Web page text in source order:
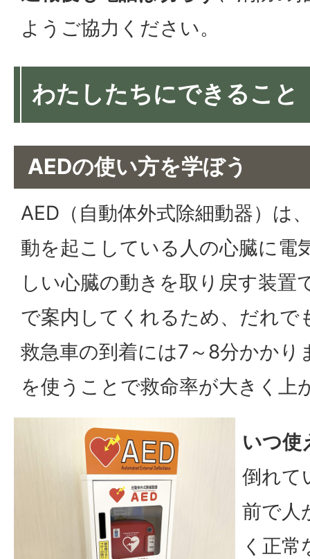
ようご協力ください。
わたしたちにできること
AEDの使い方を学ぼう
AED（自動体外式除細動器）は
動を起こしている人の心臓に電
しい心臓の動きを取り戻す装置
で案内してくれるため、だれで
救急車の到着には7～8分かかり
を使うことで救命率が大きく上
いつ使
倒れて
前で人
く正